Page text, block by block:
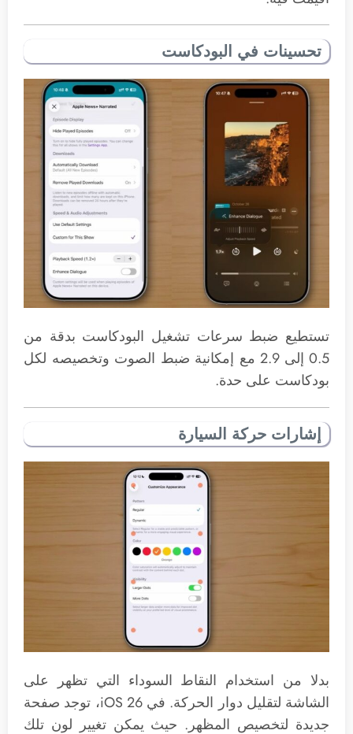
تحسينات في البودكاست
تستطيع ضبط سرعات تشغيل البودكاست بدقة من
0.5 إلى 2.9 مع إمكانية ضبط الصوت وتخصيصه لكل
بودكاست على حدة.
إشارات حركة السيارة
بدلا من استخدام النقاط السوداء التي تظهر على
الشاشة لتقليل دوار الحركة. في iOS 26، توجد صفحة
جديدة لتخصيص المظهر. حيث يمكن تغيير لون تلك